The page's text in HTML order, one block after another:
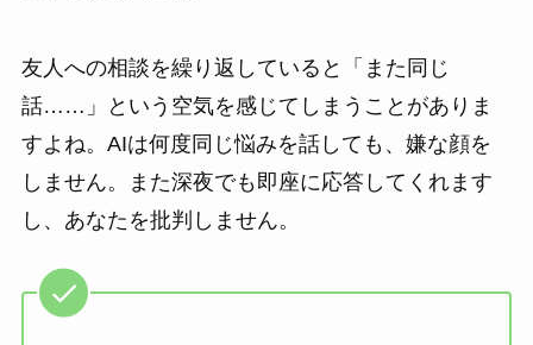
友人への相談を繰り返していると「また同じ
話……」という空気を感じてしまうことがありま
すよね。AIは何度同じ悩みを話しても、嫌な顔を
しません。また深夜でも即座に応答してくれます
し、あなたを批判しません。